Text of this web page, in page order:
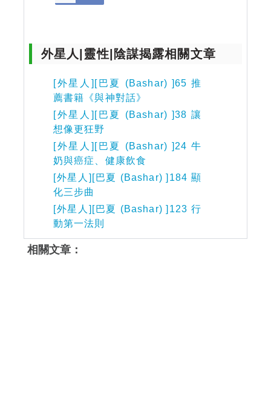
外星人|靈性|陰謀揭露相關文章
[外星人][巴夏 (Bashar) ]65 推
薦書籍《與神對話》
[外星人][巴夏 (Bashar) ]38 讓
想像更狂野
[外星人][巴夏 (Bashar) ]24 牛
奶與癌症、健康飲食
[外星人][巴夏 (Bashar) ]184 顯
化三步曲
[外星人][巴夏 (Bashar) ]123 行
動第一法則
相關文章：